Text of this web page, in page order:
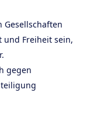
und Freiheit sein,
gegen